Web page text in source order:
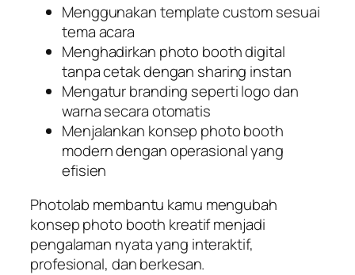
Menggunakan template custom sesuai
tema acara
Menghadirkan photo booth digital
tanpa cetak dengan sharing instan
Mengatur branding seperti logo dan
warna secara otomatis
Menjalankan konsep photo booth
modern dengan operasional yang
efisien
Photolab membantu kamu mengubah
konsep photo booth kreatif menjadi
pengalaman nyata yang interaktif,
profesional, dan berkesan.